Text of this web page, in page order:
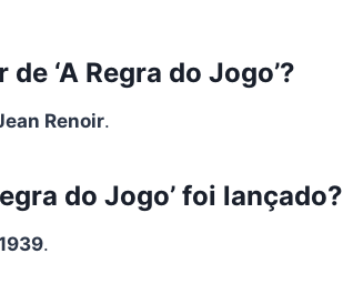
‘A Regra do Jogo’?
Renoir.
do Jogo’ foi lançado?
.